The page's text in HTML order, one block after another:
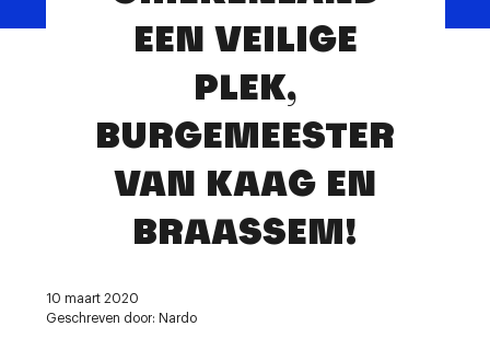
EEN VEILIGE
PLEK,
BURGEMEESTER
VAN KAAG EN
BRAASSEM!
10 maart 2020
Geschreven door: Nardo